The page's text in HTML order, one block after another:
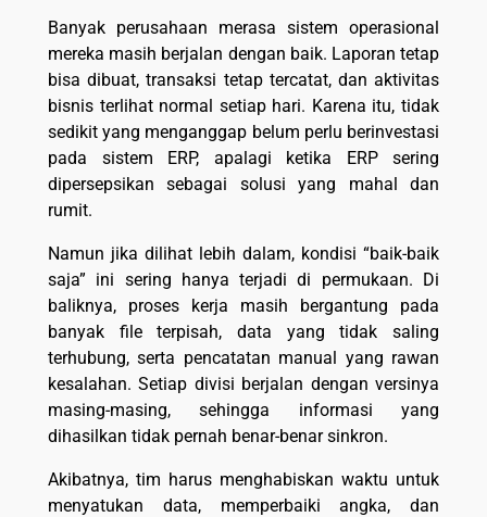
Banyak perusahaan merasa sistem operasional
mereka masih berjalan dengan baik. Laporan tetap
bisa dibuat, transaksi tetap tercatat, dan aktivitas
bisnis terlihat normal setiap hari. Karena itu, tidak
sedikit yang menganggap belum perlu berinvestasi
pada sistem ERP, apalagi ketika ERP sering
dipersepsikan sebagai solusi yang mahal dan
rumit.
Namun jika dilihat lebih dalam, kondisi “baik-baik
saja” ini sering hanya terjadi di permukaan. Di
baliknya, proses kerja masih bergantung pada
banyak file terpisah, data yang tidak saling
terhubung, serta pencatatan manual yang rawan
kesalahan. Setiap divisi berjalan dengan versinya
masing-masing, sehingga informasi yang
dihasilkan tidak pernah benar-benar sinkron.
Akibatnya, tim harus menghabiskan waktu untuk
menyatukan data, memperbaiki angka, dan